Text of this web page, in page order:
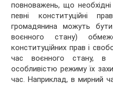
повноважень, що
певні конституційні
громадянина можуть
воєнного стану)
конституційних прав і
час воєнного стану, в
особливістю режиму їх
час. Наприклад, в мирний